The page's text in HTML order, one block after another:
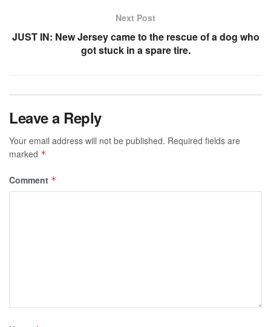
Next Post
JUST IN: New Jersey came to the rescue of a dog who
got stuck in a spare tire.
Leave a Reply
Your email address will not be published. Required fields are
marked *
Comment *